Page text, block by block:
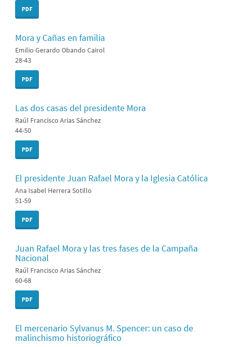
PDF
Mora y Cañas en familia
Emilio Gerardo Obando Cairol
28-43
PDF
Las dos casas del presidente Mora
Raúl Francisco Arias Sánchez
44-50
PDF
El presidente Juan Rafael Mora y la Iglesia Católica
Ana Isabel Herrera Sotillo
51-59
PDF
Juan Rafael Mora y las tres fases de la Campaña
Nacional
Raúl Francisco Arias Sánchez
60-68
PDF
El mercenario Sylvanus M. Spencer: un caso de
malinchismo historiográfico